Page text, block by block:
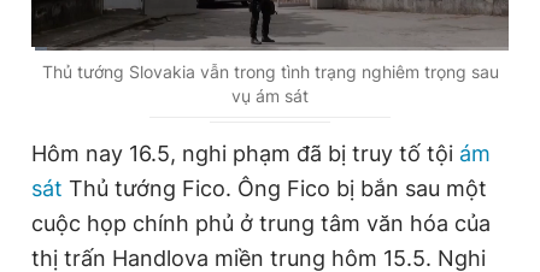
C
n
0:01 / D
1:34
Thủ tướng Slovakia vẫn trong tình trạng nghiêm trọng sau
vụ ám sát
Hôm nay 16.5, nghi phạm đã bị truy tố tội ám
sát Thủ tướng Fico. Ông Fico bị bắn sau một
cuộc họp chính phủ ở trung tâm văn hóa của
thị trấn Handlova miền trung hôm 15.5. Nghi